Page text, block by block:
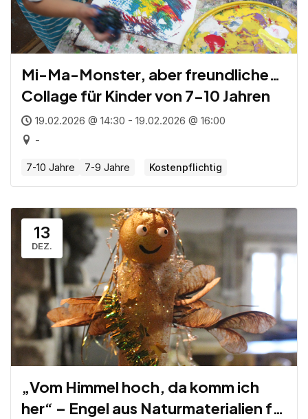
Mi-Ma-Monster, aber freundliche…
Collage für Kinder von 7-10 Jahren
19.02.2026 @ 14:30 - 19.02.2026 @ 16:00
-
7-10 Jahre 7-9 Jahre Kostenpflichtig
13
DEZ.
„Vom Himmel hoch, da komm ich
her“ – Engel aus Naturmaterialien für